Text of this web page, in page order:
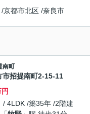
/京都市北区 /奈良市
南町
市招提南町2-15-11
/ 4LDK /築35年 /2階建